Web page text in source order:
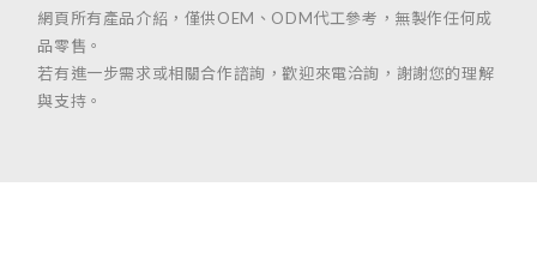
網頁所有產品介紹，僅供OEM、ODM代工參考，無製作任何成
品零售。
若有進一步需求或相關合作諮詢，歡迎來電洽詢，謝謝您的理解
與支持。